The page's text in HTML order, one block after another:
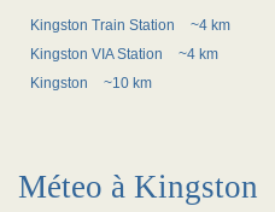
Kingston Train Station
~4 km
Kingston VIA Station
~4 km
Kingston
~10 km
Méteo à Kingston